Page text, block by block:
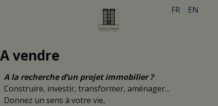
FR EN
A vendre
A la recherche d’un projet immobilier ?
Construire, investir, transformer, aménager...
Donnez un sens à votre vie,